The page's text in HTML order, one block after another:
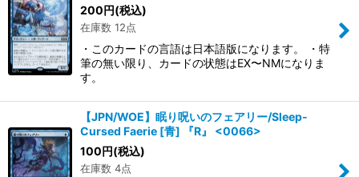
200円(税込)
在庫数 12点
・このカードの言語は日本語版になります。 ・特
筆の無い限り、カードの状態はEX〜NMになりま
す。
【JPN/WOE】眠り呪いのフェアリー/Sleep-
Cursed Faerie [青] 『R』 <0066>
100円(税込)
在庫数 4点